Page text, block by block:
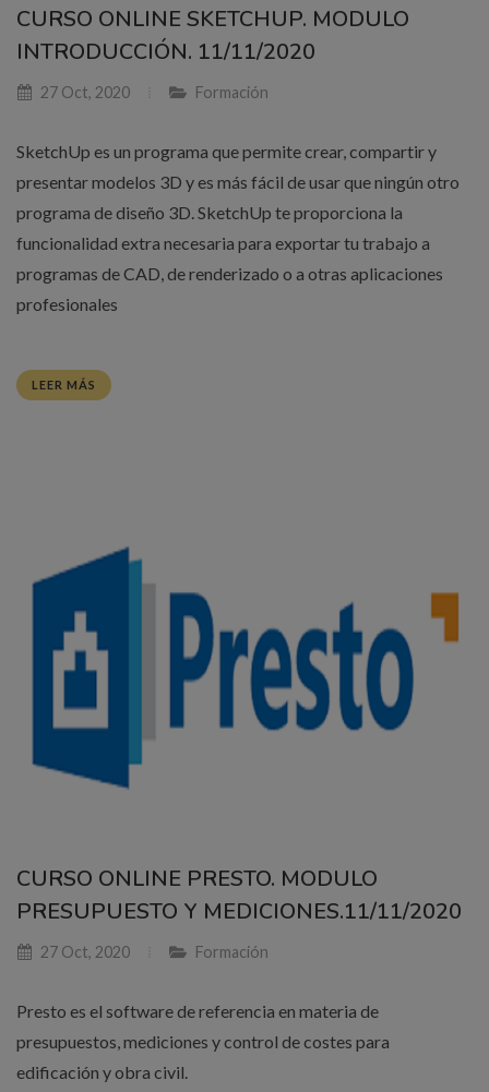
CURSO ONLINE SKETCHUP. MODULO
INTRODUCCIÓN. 11/11/2020
27 Oct, 2020 Formación
SketchUp es un programa que permite crear, compartir y
presentar modelos 3D y es más fácil de usar que ningún otro
programa de diseño 3D. SketchUp te proporciona la
funcionalidad extra necesaria para exportar tu trabajo a
programas de CAD, de renderizado o a otras aplicaciones
profesionales
LEER MÁS
CURSO ONLINE PRESTO. MODULO
PRESUPUESTO Y MEDICIONES.11/11/2020
27 Oct, 2020 Formación
Presto es el software de referencia en materia de
presupuestos, mediciones y control de costes para
edificación y obra civil.